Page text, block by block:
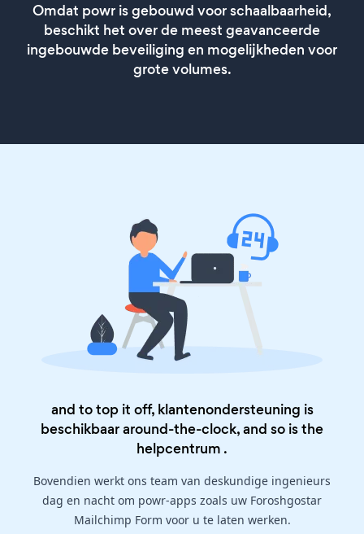
Omdat powr is gebouwd voor schaalbaarheid,
beschikt het over de meest geavanceerde
ingebouwde beveiliging en mogelijkheden voor
grote volumes.
and to top it off, klantenondersteuning is
beschikbaar around-the-clock, and so is the
helpcentrum .
Bovendien werkt ons team van deskundige ingenieurs
dag en nacht om powr-apps zoals uw Foroshgostar
Mailchimp Form voor u te laten werken.